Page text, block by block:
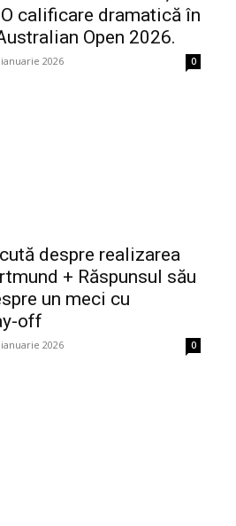
calificare dramatică în
Open 2026.
2026 0
despre realizarea
+ Răspunsul său
un meci cu
off
2026 0